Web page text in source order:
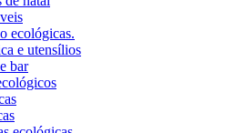
ecológicas.
e utensílios
bar